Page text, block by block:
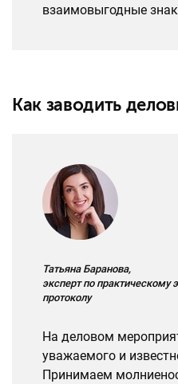
взаимовыгодные
Как заводить
Татьяна Баранова,
эксперт по практическому
протоколу
На деловом
уважаемого и
Принимаем